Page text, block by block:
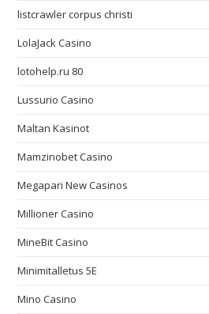
listcrawler corpus christi
LolaJack Casino
lotohelp.ru 80
Lussurio Casino
Maltan Kasinot
Mamzinobet Casino
Megapari New Casinos
Millioner Casino
MineBit Casino
Minimitalletus 5E
Mino Casino